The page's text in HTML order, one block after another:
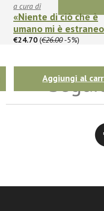
a cura di
«Niente di ciò che è
umano mi è
€24.70 (€26.00-5%)
Aggiungi al